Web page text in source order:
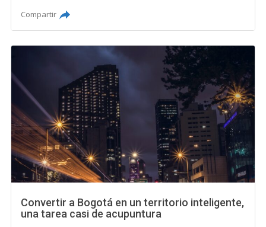
Compartir
Convertir a Bogotá en un territorio inteligente,
una tarea casi de acupuntura